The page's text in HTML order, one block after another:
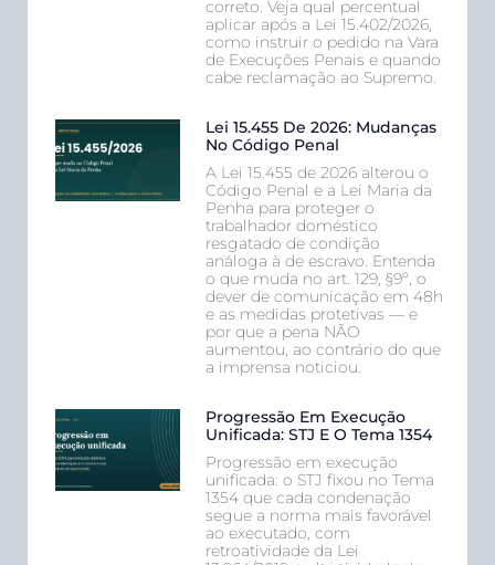
correto. Veja qual percentual
aplicar após a Lei 15.402/2026,
como instruir o pedido na Vara
de Execuções Penais e quando
cabe reclamação ao Supremo.
Lei 15.455 De 2026: Mudanças
No Código Penal
A Lei 15.455 de 2026 alterou o
Código Penal e a Lei Maria da
Penha para proteger o
trabalhador doméstico
resgatado de condição
análoga à de escravo. Entenda
o que muda no art. 129, §9º, o
dever de comunicação em 48h
e as medidas protetivas — e
por que a pena NÃO
aumentou, ao contrário do que
a imprensa noticiou.
Progressão Em Execução
Unificada: STJ E O Tema 1354
Progressão em execução
unificada: o STJ fixou no Tema
1354 que cada condenação
segue a norma mais favorável
ao executado, com
retroatividade da Lei